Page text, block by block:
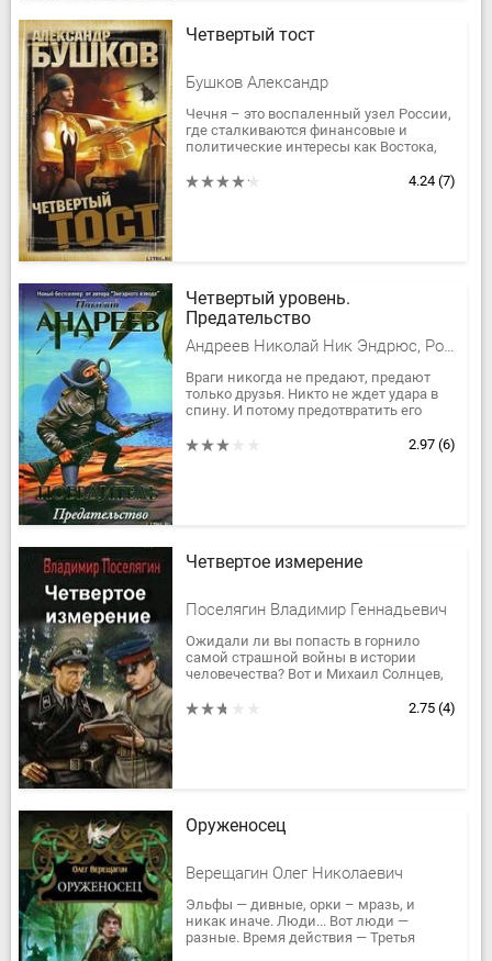
Четвертый тост
Бушков Александр
Чечня – это воспаленный узел России,
где сталкиваются финансовые и
политические интересы как Востока,
«Четвертый тост» повествуется об...4.24 (7)
Четвертый уровень.
Предательство
Андреев Николай Ник Эндрюс, Романов Николай Александрович
Враги никогда не предают, предают
только друзья. Никто не ждет удара в
спину. И потому предотвратить его
болью и горечью, ты жаждешь лишь...
2.97 (6)
Четвертое измерение
Поселягин Владимир Геннадьевич
Ожидали ли вы попасть в горнило
самой страшной войны в истории
человечества? Вот и Михаил Солнцев,
этого никак не ожидал. Получив удар...
2.75 (4)
Оруженосец
Верещагин Олег Николаевич
Эльфы — дивные, орки – мразь, и
никак иначе. Люди... Вот люди —
разные. Время действия — Третья